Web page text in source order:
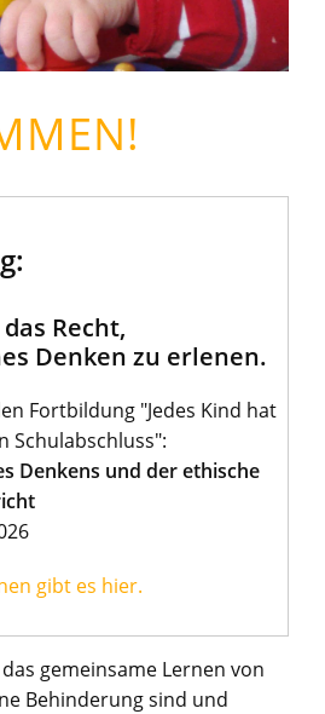
Recht,
Denken zu erlenen.
Fortbildung "Jedes Kind hat
Schulabschluss":
Denkens und der ethische
gibt es hier.
gemeinsame Lernen von
Behinderung sind und